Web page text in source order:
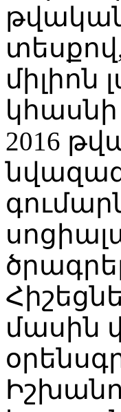
միլիոն
կհասնի
2016
մասին